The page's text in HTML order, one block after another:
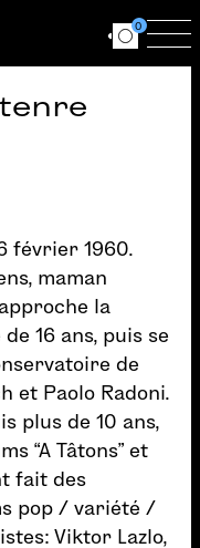
Ouvrir le
0
février 1960.
maman
la
16 ans, puis se
de
et Paolo Radoni.
plus de 10 ans,
“A Tâtons” et
fait des
pop / variété /
Viktor Lazlo,